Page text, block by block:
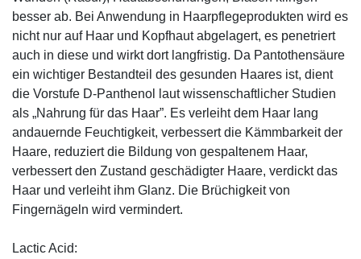
besser ab. Bei Anwendung in Haarpflegeprodukten wird es
nicht nur auf Haar und Kopfhaut abgelagert, es penetriert
auch in diese und wirkt dort langfristig. Da Pantothensäure
ein wichtiger Bestandteil des gesunden Haares ist, dient
die Vorstufe D-Panthenol laut wissenschaftlicher Studien
als „Nahrung für das Haar”. Es verleiht dem Haar lang
andauernde Feuchtigkeit, verbessert die Kämmbarkeit der
Haare, reduziert die Bildung von gespaltenem Haar,
verbessert den Zustand geschädigter Haare, verdickt das
Haar und verleiht ihm Glanz. Die Brüchigkeit von
Fingernägeln wird vermindert.
Lactic Acid: